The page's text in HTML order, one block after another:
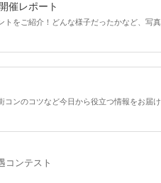
催レポート
トをご紹介！どんな様子だったかなど、写真
コンのコツなど今日から役立つ情報をお届け
コンテスト